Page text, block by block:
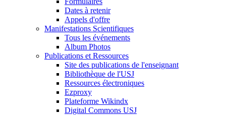
Dates à retenir
Appels d'offre
Manifestations Scientifiques
Tous les événements
Album Photos
Publications et Ressources
Site des publications de l'enseignant
Bibliothèque de l'USJ
Ressources électroniques
Ezproxy
Plateforme Wikindx
Digital Commons USJ